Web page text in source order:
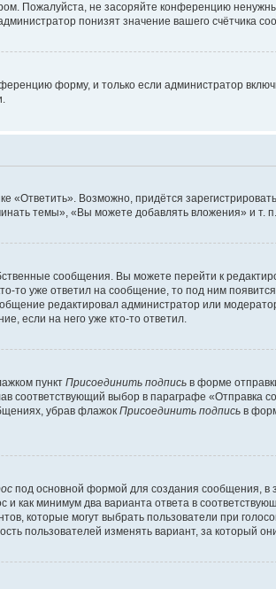
Пожалуйста, не засоряйте конференцию
понизят значение вашего счётчика
форму, и только если администратор
Возможно, придётся
темы», «Вы можете добавлять вложения» и т. п.
сообщения. Вы можете перейти к
то уже ответил на сообщение, то под ним
редактировал администратор или
если на него уже кто-то ответил.
пункт Присоединить подпись в форме
соответствующий выбор в параграфе «Отправка
убрав флажок Присоединить подпись в
под основной формой для создания сообщения, в
как минимум два варианта ответа в
которые могут выбрать пользователи при
пользователей изменять вариант, за который